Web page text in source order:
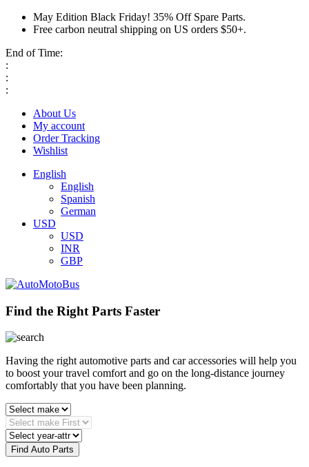
May Edition Black Friday! 35% Off Spare Parts.
Free carbon neutral shipping on US orders $50+.
End of Time:
:
:
:
About Us
My account
Order Tracking
Wishlist
English
English
Spanish
German
USD
USD
INR
GBP
Find the Right Parts Faster
Having the right automotive parts and car accessories will help you
to boost your travel comfort and go on the long-distance journey
comfortably that you have been planning.
Find Auto Parts